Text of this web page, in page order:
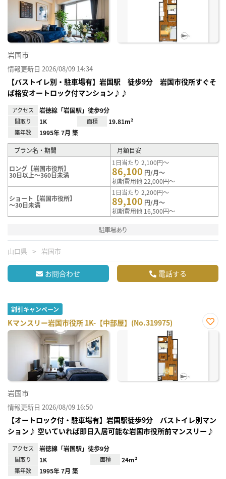
岩国市
情報更新日 2026/08/09 14:34
【バストイレ別・駐車場有】岩国駅 徒歩9分 岩国市役所すぐそ
ば格安オートロック付マンション♪♪
アクセス 岩徳線「岩国駅」徒歩9分
間取り 1K 面積 19.81m²
築年数 1995年 7月 築
プラン名・期間 月額目安
ロング【岩国市役所】
30日以上～360日未満
1日当たり 2,100円～
86,100 円/月～
初期費用他 22,000円～
ショート【岩国市役所】
～30日未満
1日当たり 2,200円～
89,100 円/月～
初期費用他 16,500円～
駐車場あり
山口県 岩国市
お問合わせ 電話する
割引キャンペーン
Kマンスリー岩国市役所 1K-【中部屋】(No.319975)
お気
岩国市
情報更新日 2026/08/09 16:50
【オートロック付・駐車場有】岩国駅徒歩9分 バストイレ別マン
ション♪ 空いていれば即日入居可能な岩国市役所前マンスリー♪
アクセス 岩徳線「岩国駅」徒歩9分
間取り 1K 面積 24m²
築年数 1995年 7月 築